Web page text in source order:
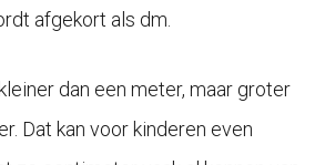
afgekort als dm.
dan een meter, maar groter
Dat kan voor kinderen even